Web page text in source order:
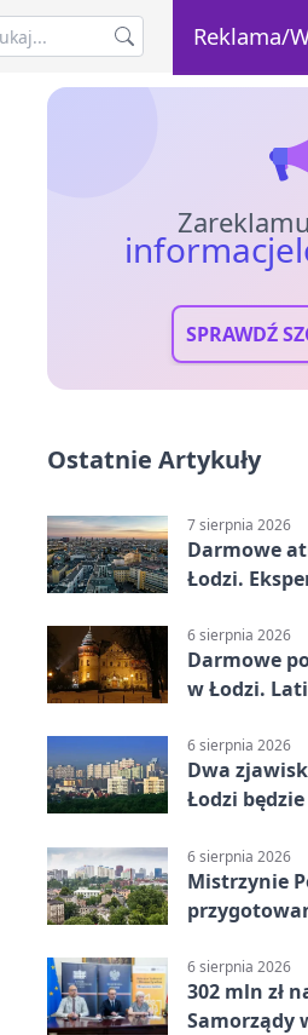
Reklama/
SPRAWDŹ
Ostatnie Artykuły
7 sierpnia 2026
Darmowe
Łodzi.
6 sierpnia 2026
Darmowe
w Łodzi.
6 sierpnia 2026
Dwa
Łodzi
6 sierpnia 2026
Mistrzynie
6 sierpnia 2026
302 mln zł
Samorządy